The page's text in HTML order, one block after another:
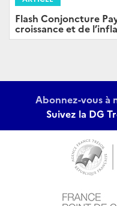
Flash Conjoncture
croissance et de
Abonnez-vous
Suivez la DG